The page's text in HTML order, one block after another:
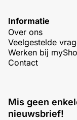
Informatie
Over ons
Veelgestelde
Werken bij
Contact
Mis geen
nieuwsbrief!